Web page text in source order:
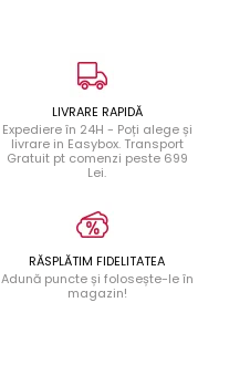
LIVRARE RAPIDĂ
Expediere în 24H - Poți alege și
livrare in Easybox. Transport
Gratuit pt comenzi peste 699
Lei.
RĂSPLĂTIM FIDELITATEA
Adună puncte și folosește-le în
magazin!